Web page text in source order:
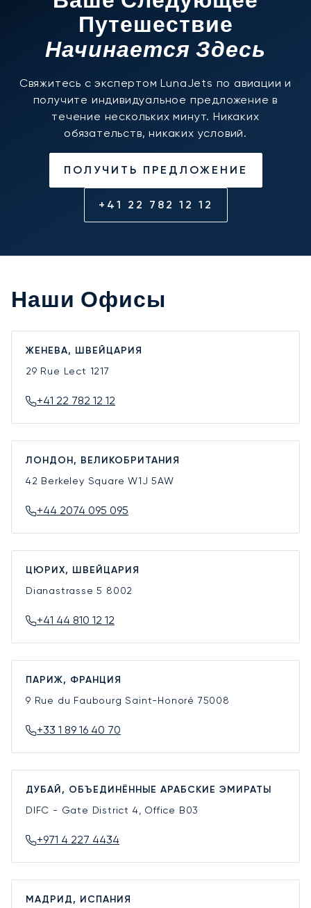
Путешествие
Начинается Здесь
Свяжитесь с экспертом LunaJets по авиации и
получите индивидуальное предложение в
течение нескольких минут. Никаких
обязательств, никаких условий.
ПОЛУЧИТЬ ПРЕДЛОЖЕНИЕ
+41 22 782 12 12
Наши Офисы
ЖЕНЕВА, ШВЕЙЦАРИЯ
29 Rue Lect 1217
+41 22 782 12 12
ЛОНДОН, ВЕЛИКОБРИТАНИЯ
42 Berkeley SquareW1J 5AW
+44 2074 095 095
ЦЮРИХ, ШВЕЙЦАРИЯ
Dianastrasse 5 8002
+41 44 810 12 12
ПАРИЖ, ФРАНЦИЯ
9 Rue du Faubourg Saint-Honoré 75008
+33 1 89 16 40 70
ДУБАЙ, ОБЪЕДИНЁННЫЕ АРАБСКИЕ ЭМИРАТЫ
DIFC - Gate District 4, Office B03
+971 4 227 4434
МАДРИД, ИСПАНИЯ